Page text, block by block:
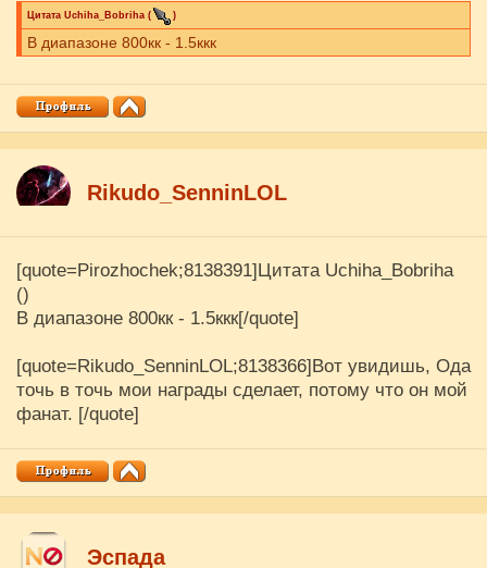
Цитата Uchiha_Bobriha ( )
В диапазоне 800кк - 1.5ккк
Rikudo_SenninLOL
[quote=Pirozhochek;8138391]Цитата Uchiha_Bobriha
()
В диапазоне 800кк - 1.5ккк[/quote]
[quote=Rikudo_SenninLOL;8138366]Вот увидишь, Ода
точь в точь мои награды сделает, потому что он мой
фанат. [/quote]
Эспада